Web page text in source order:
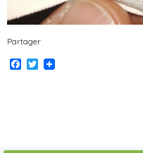
Partager
Facebook
Twitter